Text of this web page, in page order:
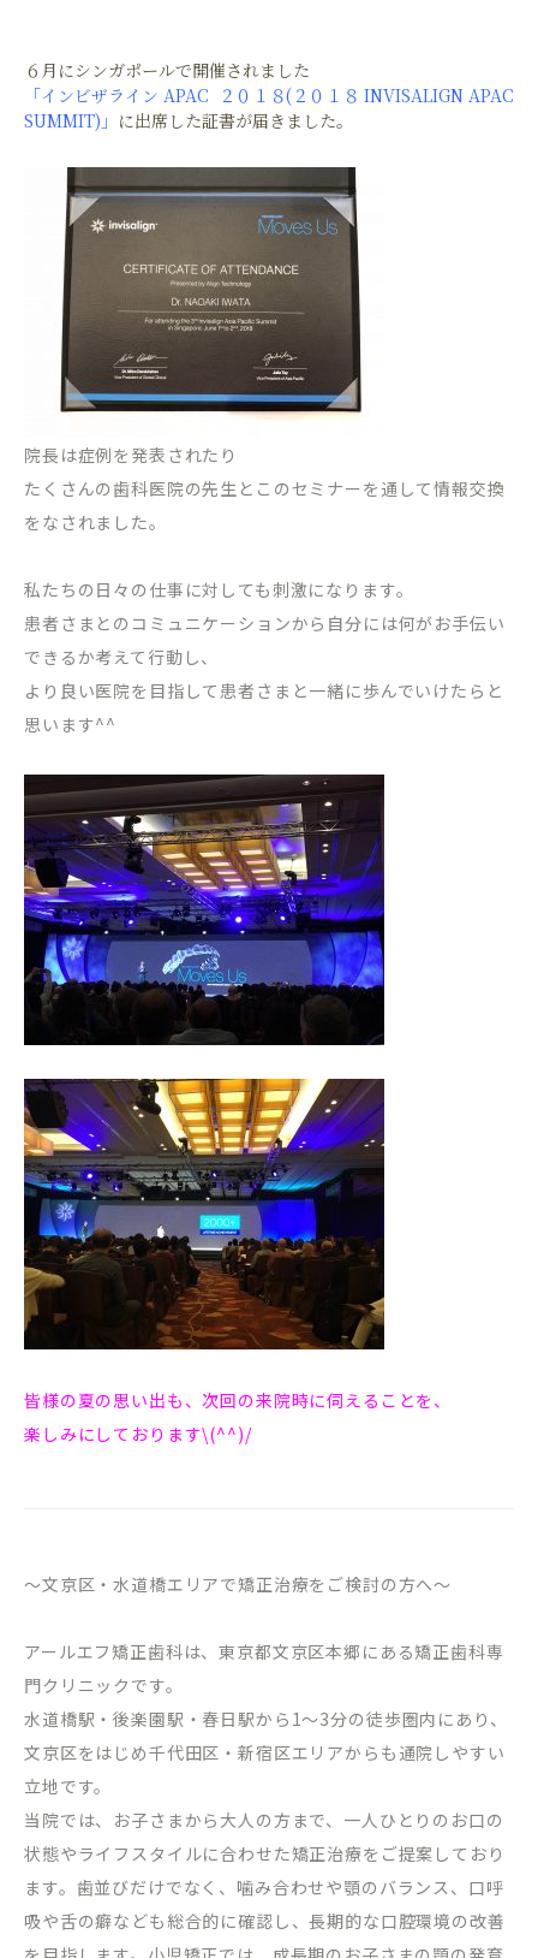
６月にシンガポールで開催されました
「インビザライン APAC ２０１８(２０１８ INVISALIGN APAC
SUMMIT)」 に出席した証書が届きました。
院長は症例を発表されたり
たくさんの歯科医院の先生とこのセミナーを通して情報交換
をなされました。
私たちの日々の仕事に対しても刺激になります。
患者さまとのコミュニケーションから自分には何がお手伝い
できるか考えて行動し、
より良い医院を目指して患者さまと一緒に歩んでいけたらと
思います^^
皆様の夏の思い出も、次回の来院時に伺えることを、
楽しみにしております\(^^)/
～文京区・水道橋エリアで矯正治療をご検討の方へ～
アールエフ矯正歯科は、東京都文京区本郷にある矯正歯科専
門クリニックです。
水道橋駅・後楽園駅・春日駅から 1～3分の徒歩圏内にあり、
文京区をはじめ千代田区・新宿区エリアからも通院しやすい
立地です。
当院では、お子さまから大人の方まで、一人ひとりのお口の
状態やライフスタイルに合わせた矯正治療をご提案しており
ます。歯並びだけでなく、噛み合わせや顎のバランス、口呼
吸や舌の癖なども総合的に確認し、長期的な口腔環境の改善